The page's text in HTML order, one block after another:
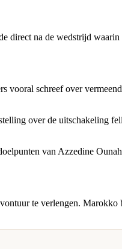
na de wedstrijd
vooral schreef over
over de uitschakeling
van Azzedine
te verlengen.